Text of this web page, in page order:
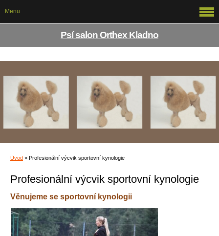
Psí salon Orthex Kladno
Úvod » Profesionální výcvik sportovní kynologie
Profesionální výcvik sportovní kynologie
Věnujeme se sportovní kynologii
Menu